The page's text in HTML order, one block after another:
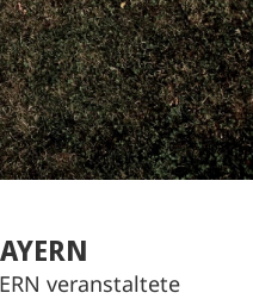
veranstaltete